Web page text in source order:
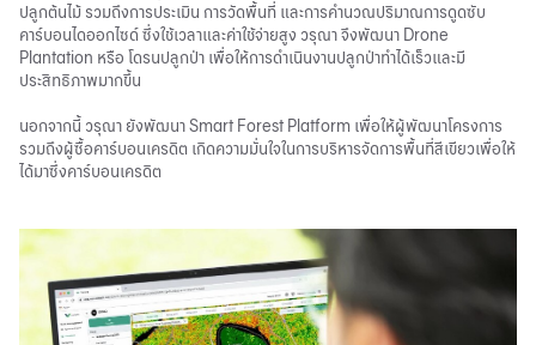
ปลูกต้นไม้ รวมถึงการประเมิน การวัดพื้นที่ และการคำนวณปริมาณการดูดซับ
คาร์บอนไดออกไซด์ ซึ่งใช้เวลาและค่าใช้จ่ายสูง วรุณา จึงพัฒนา Drone
Plantation หรือ โดรนปลูกป่า เพื่อให้การดำเนินงานปลูกป่าทำได้เร็วและมี
ประสิทธิภาพมากขึ้น
นอกจากนี้ วรุณา ยังพัฒนา Smart Forest Platform เพื่อให้ผู้พัฒนาโครงการ
รวมถึงผู้ซื้อคาร์บอนเครดิต เกิดความมั่นใจในการบริหารจัดการพื้นที่สีเขียวเพื่อให้
ได้มาซึ่งคาร์บอนเครดิต